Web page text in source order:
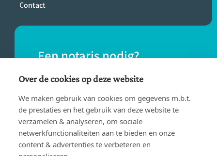
Contact
Een notaris nodig?
Vind eenvoudig een notaris bij jou in de
buurt.
VIND EEN NOTARIS
Over de cookies op deze website
We maken gebruik van cookies om gegevens m.b.t.
de prestaties en het gebruik van deze website te
verzamelen & analyseren, om sociale
netwerkfunctionaliteiten aan te bieden en onze
content & advertenties te verbeteren en